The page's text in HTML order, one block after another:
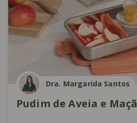
Dra. Margarida Santos
Pudim de Aveia e Maçã